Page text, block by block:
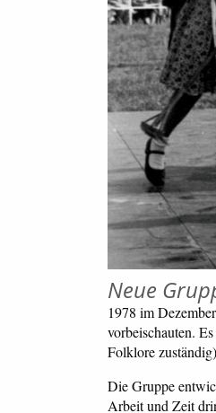
Neue
1978 im
vorbeischauten.
Folklore
Die Gruppe
Arbeit und Zeit